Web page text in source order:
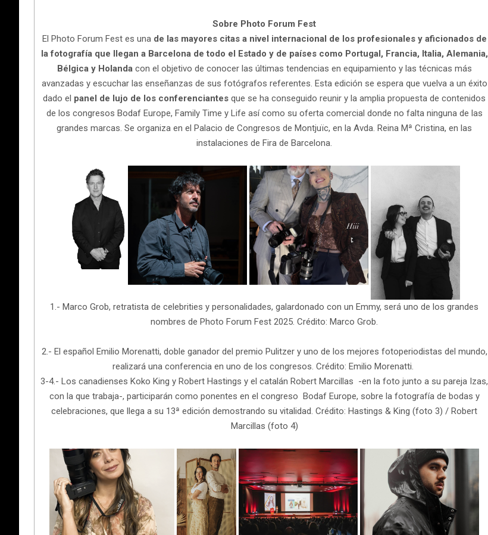
Sobre Photo Forum Fest
El Photo Forum Fest es una de las mayores citas a nivel internacional de los profesionales y aficionados de
la fotografía que llegan a Barcelona de todo el Estado y de países como Portugal, Francia, Italia, Alemania,
Bélgica y Holandacon el objetivo de conocer las últimas tendencias en equipamiento y las técnicas más
avanzadas y escuchar las enseñanzas de sus fotógrafos referentes. Esta edición se espera que vuelva a un éxito
dado el panel de lujo de los conferenciantes que se ha conseguido reunir y la amplia propuesta de contenidos
de los congresos Bodaf Europe, Family Time y Life así como su oferta comercial donde no falta ninguna de las
grandes marcas. Se organiza en el Palacio de Congresos de Montjuïc, en la Avda. Reina Mª Cristina, en las
instalaciones de Fira de Barcelona.
1.- Marco Grob, retratista de celebrities y personalidades, galardonado con un Emmy, será uno de los grandes
nombres de Photo Forum Fest 2025. Crédito: Marco Grob.
2.- El español Emilio Morenatti, doble ganador del premio Pulitzer y uno de los mejores fotoperiodistas del mundo,
realizará una conferencia en uno de los congresos. Crédito: Emilio Morenatti.
3-4.- Los canadienses Koko King y Robert Hastings y el catalán Robert Marcillas -en la foto junto a su pareja Izas,
con la que trabaja-, participarán como ponentes en el congreso Bodaf Europe, sobre la fotografía de bodas y
celebraciones, que llega a su 13ª edición demostrando su vitalidad. Crédito: Hastings & King (foto 3) / Robert
Marcillas (foto 4)